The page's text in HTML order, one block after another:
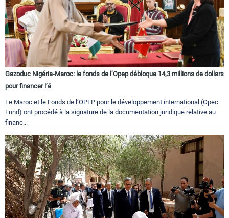
Gazoduc Nigéria-Maroc: le fonds de l’Opep débloque 14,3 millions de dollars
pour financer l’é
Le Maroc et le Fonds de l’OPEP pour le développement international (Opec
Fund) ont procédé à la signature de la documentation juridique relative au
financ...